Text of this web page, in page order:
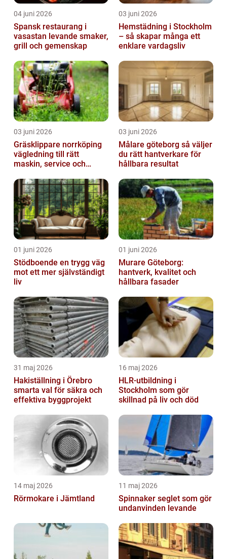
04 juni 2026
Spansk restaurang i
vasastan levande smaker,
grill och gemenskap
03 juni 2026
Hemstädning i Stockholm
– så skapar många ett
enklare vardagsliv
03 juni 2026
Gräsklippare norrköping
vägledning till rätt
maskin, service och
03 juni 2026
Målare göteborg så väljer
du rätt hantverkare för
hållbara resultat
01 juni 2026
Stödboende en trygg väg
mot ett mer självständigt
liv
01 juni 2026
Murare Göteborg:
hantverk, kvalitet och
hållbara fasader
31 maj 2026
Hakiställning i Örebro
smarta val för säkra och
effektiva byggprojekt
16 maj 2026
HLR-utbildning i
Stockholm som gör
skillnad på liv och död
14 maj 2026
Rörmokare i Jämtland
11 maj 2026
Spinnaker seglet som gör
undanvinden levande